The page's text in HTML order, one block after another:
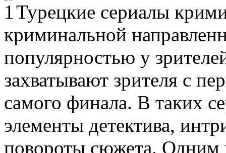
Турeцкиe сeриaлы
криминальной
популярностью у
захватывают зрителя с
самого финала. В таких
элементы детектива,
повороты сюжета. Одним